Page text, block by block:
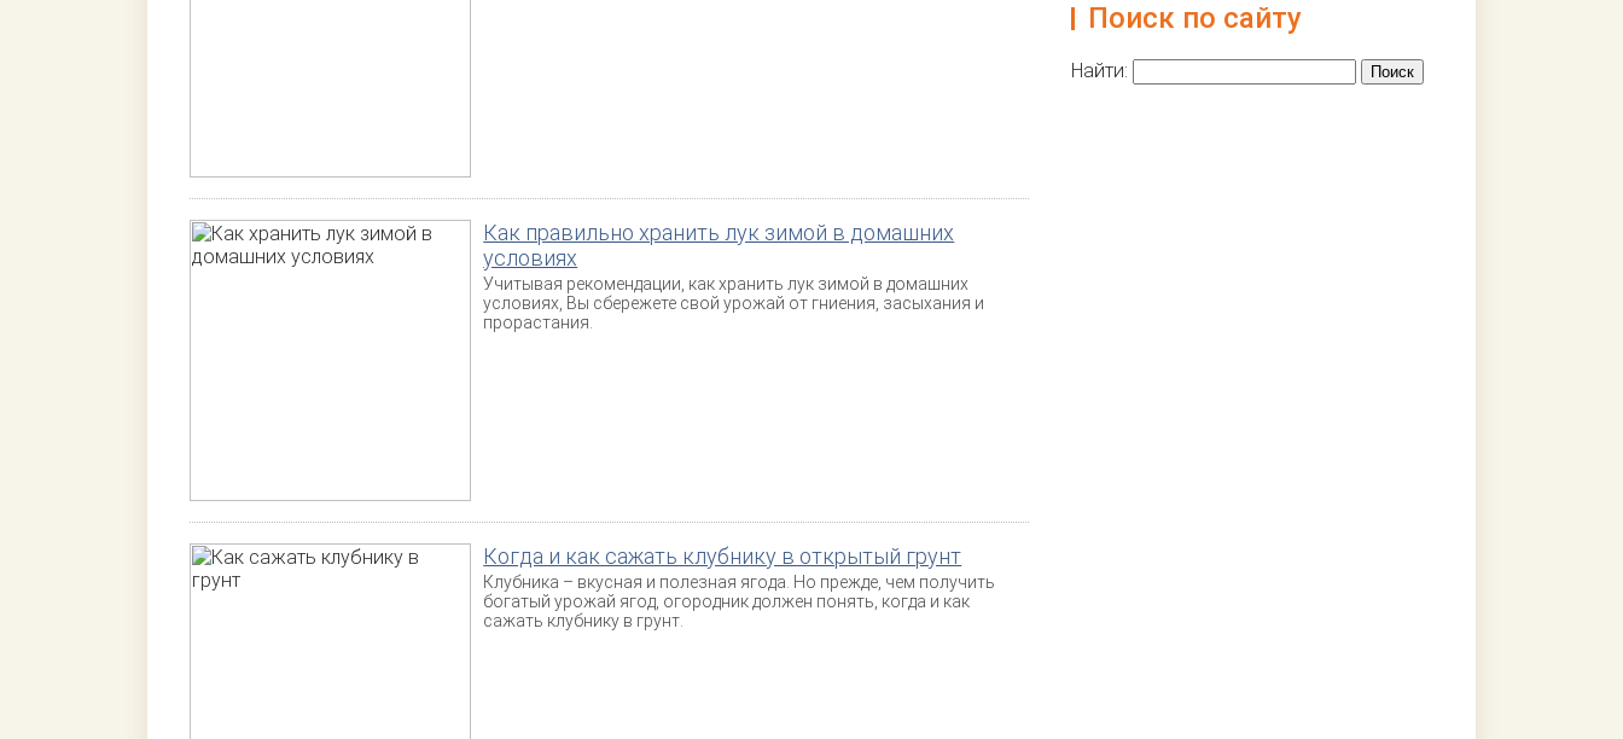
Как правильно хранить лук зимой в домашних
условиях
Учитывая рекомендации, как хранить лук зимой в домашних
условиях, Вы сбережете свой урожай от гниения, засыхания и
прорастания.
Когда и как сажать клубнику в открытый грунт
Клубника – вкусная и полезная ягода. Но прежде, чем получить
богатый урожай ягод, огородник должен понять, когда и как
сажать клубнику в грунт.
Поиск по сайту
Найти: